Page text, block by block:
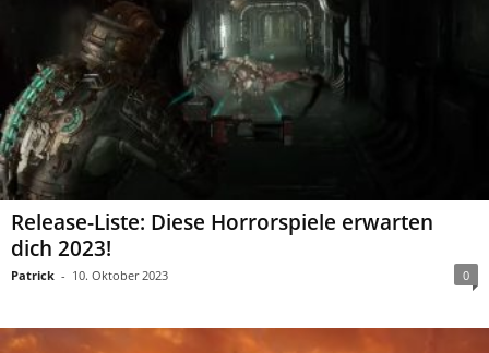
Release-Liste: Diese Horrorspiele erwarten
dich 2023!
Patrick - 10. Oktober 2023 0